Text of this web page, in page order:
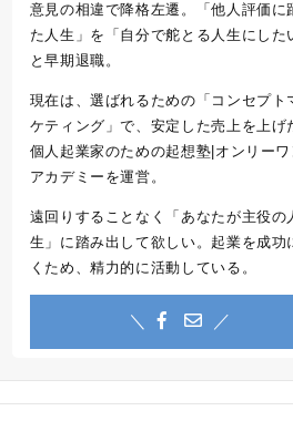
意見の相違で降格左遷。「他人評価に
た人生」を「自分で舵とる人生にした
と早期退職。
現在は、選ばれるための「コンセプト
ケティング」で、安定した売上を上げ
個人起業家のための起想塾|オンリーワ
アカデミーを運営。
遠回りすることなく「あなたが主役の
生」に踏み出して欲しい。起業を成功
くため、精力的に活動している。
＼ ／